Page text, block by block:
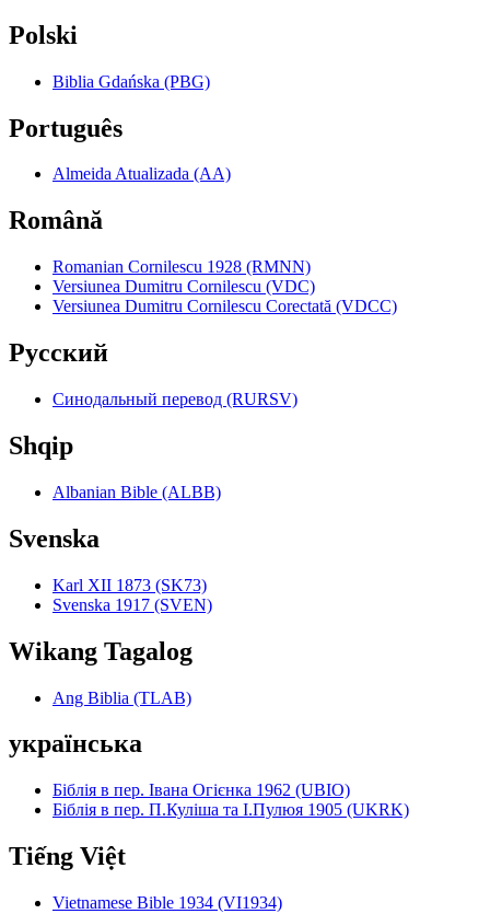
Polski
Biblia Gdańska (PBG)
Português
Almeida Atualizada (AA)
Română
Romanian Cornilescu 1928 (RMNN)
Versiunea Dumitru Cornilescu (VDC)
Versiunea Dumitru Cornilescu Corectată (VDCC)
Pyccкий
Синодальный перевод (RURSV)
Shqip
Albanian Bible (ALBB)
Svenska
Karl XII 1873 (SK73)
Svenska 1917 (SVEN)
Wikang Tagalog
Ang Biblia (TLAB)
українська
Біблія в пер. Івана Огієнка 1962 (UBIO)
Біблія в пер. П.Куліша та І.Пулюя 1905 (UKRK)
Tiếng Việt
Vietnamese Bible 1934 (VI1934)